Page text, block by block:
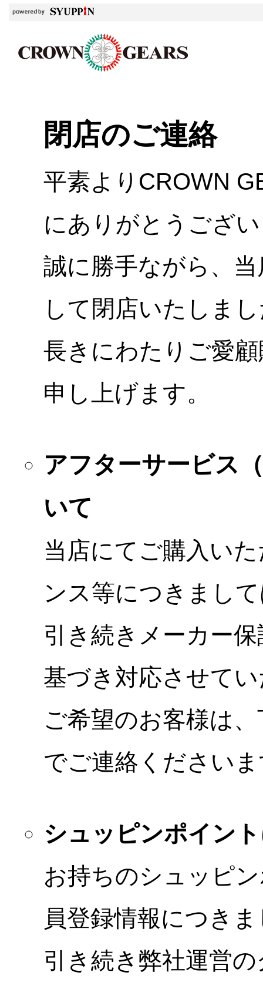
閉店のご連絡
平素よりCROWN
にありがとうござ
誠に勝手ながら、
して閉店いたしま
長きにわたりご愛
申し上げます。
アフターサービス
いて
当店にてご購入い
ンス等につきまし
引き続きメーカー
基づき対応させて
ご希望のお客様は
でご連絡ください
シュッピンポイン
お持ちのシュッピ
員登録情報につき
引き続き弊社運営